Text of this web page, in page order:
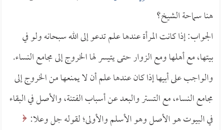
هنا سماحة الشيخ؟
الجواب: إذا كانت المرأة عندها علم تدعو إلى الله سبحانه ولو في
بيتها، مع أهلها ومع الزوار حتى يتيسر لها الخروج إلى مجامع النساء.
والواجب على أبيها إذا كان عندها علم أن لا يمنعها من الخروج إلى
مجامع النساء، مع التستر والبعد عن أسباب الفتنة، والأصل في البقاء
في البيوت هو الأصل وهو الأسلم والأولى؛ لقوله جل وعلا: